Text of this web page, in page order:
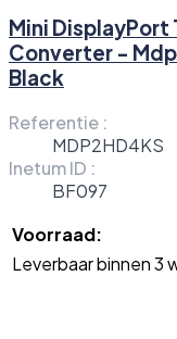
Mini DisplayPort
Converter -
Black
Referentie :
MDP2HD4KS
Inetum ID :
BF097
Voorraad:
Leverbaar binnen 3